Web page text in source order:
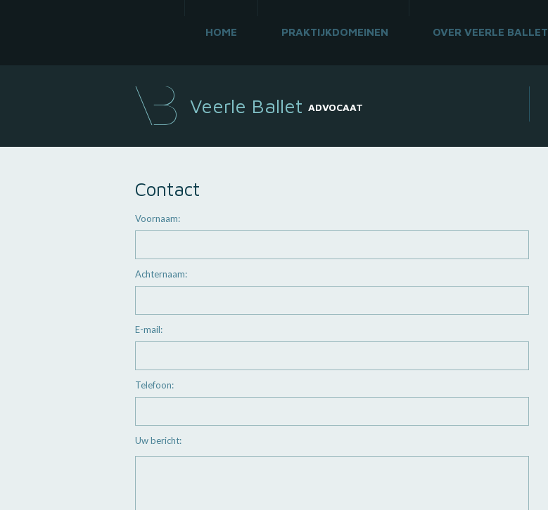
HOME PRAKTIJKDOMEINEN OVER VEERLE BALLET
Veerle Ballet ADVOCAAT
Contact
Voornaam:
Achternaam:
E-mail:
Telefoon:
Uw bericht: